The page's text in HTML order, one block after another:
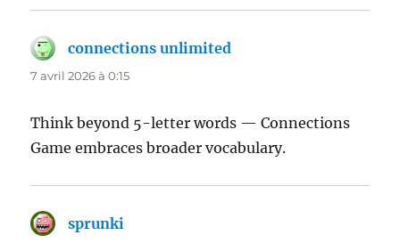
connections unlimited
7 avril 2026 à 0:15
Think beyond 5-letter words — Connections
Game embraces broader vocabulary.
sprunki